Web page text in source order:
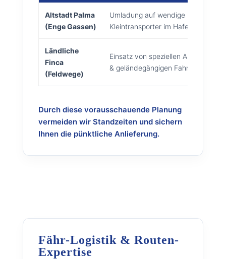
Altstadt Palma
(Enge Gassen)
Umladung auf wendige 3,5t
Kleintransporter im Hafen
Ländliche
Finca
(Feldwege)
Einsatz von speziellen
& geländegängigen Fahrzeugen
Durch diese vorausschauende Planung
vermeiden wir Standzeiten und sichern
Ihnen die pünktliche Anlieferung.
Fähr-Logistik & Routen-
Expertise